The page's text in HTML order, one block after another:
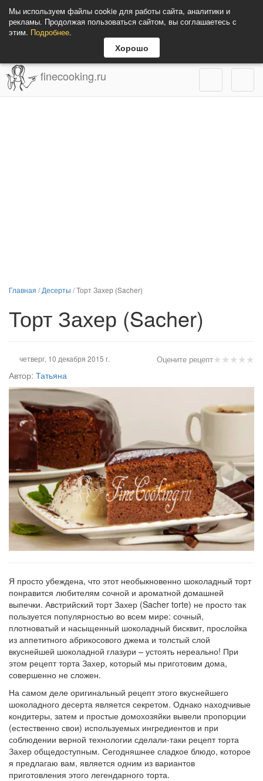
Мы используем файлы cookie для работы сайта, аналитики и
рекламы. Продолжая пользоваться сайтом, вы соглашаетесь с
этим. Подробнее.
Хорошо
finecooking.ru
Главная /Десерты /Торт Захер (Sacher)
Торт Захер (Sacher)
★★★★★
Оцените рецепт
четверг, 10 декабря 2015 г.
Автор: Татьяна
Я просто убеждена, что этот необыкновенно шоколадный торт
понравится любителям сочной и ароматной домашней
выпечки. Австрийский торт Захер (Sacher torte) не просто так
пользуется популярностью во всем мире: сочный,
плотноватый и насыщенный шоколадный бисквит, прослойка
из аппетитного абрикосового джема и толстый слой
вкуснейшей шоколадной глазури – устоять нереально! При
этом рецепт торта Захер, который мы приготовим дома,
совершенно не сложен.
На самом деле оригинальный рецепт этого вкуснейшего
шоколадного десерта является секретом. Однако находчивые
кондитеры, затем и простые домохозяйки вывели пропорции
(естественно свои) используемых ингредиентов и при
соблюдении верной технологии сделали-таки рецепт торта
Захер общедоступным. Сегодняшнее сладкое блюдо, которое
я предлагаю вам, является одним из вариантов
приготовления этого легендарного торта.